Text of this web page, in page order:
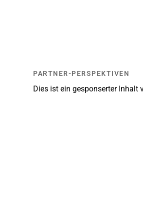
PARTNER-PERSPEKTIVEN
Dies ist ein gesponserter Inhalt